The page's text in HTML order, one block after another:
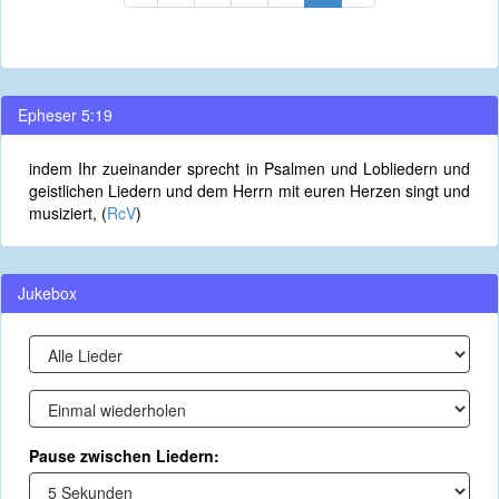
Epheser 5:19
indem Ihr zueinander sprecht in Psalmen und Lobliedern und
geistlichen Liedern und dem Herrn mit euren Herzen singt und
musiziert, (RcV)
Jukebox
Pause zwischen Liedern: